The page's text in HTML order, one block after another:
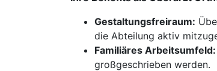
Gestaltungsfreiraum:
die Abteilung aktiv
Familiäres Arbeitsumfeld:
großgeschrieben werden.